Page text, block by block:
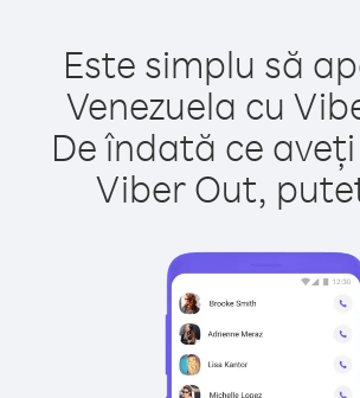
Este simplu să
Venezuela cu
De îndată ce
Viber Out,